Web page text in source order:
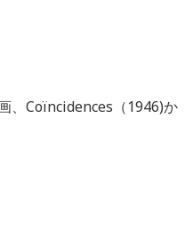
Coïncidences （1946)か